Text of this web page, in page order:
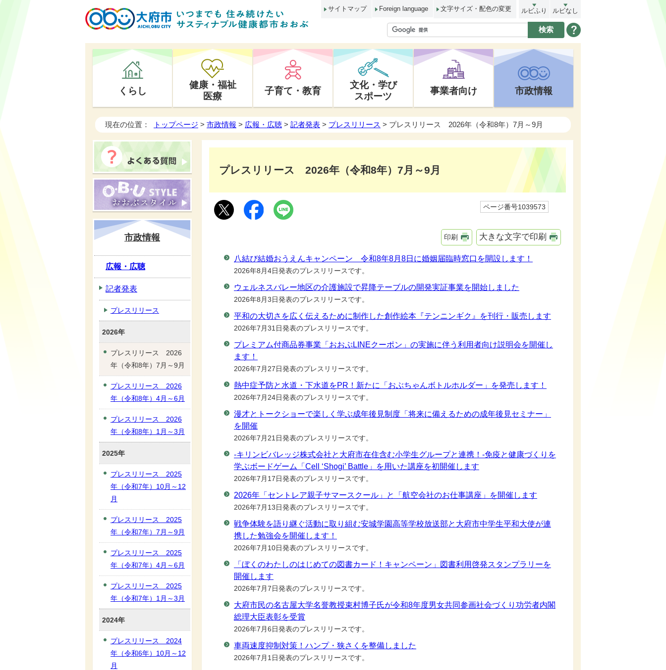
サイトマップ Foreign language 文字サイズ・配色の変更 ルビふり ルビなし
くらし
健康・福祉
医療
子育て・教育
文化・学び
スポーツ
事業者向け 市政情報
現在の位置： トップページ > 市政情報 > 広報・広聴 > 記者発表 > プレスリリース > プレスリリース 2026年（令和8年）7月～9月
プレスリリース 2026年（令和8年）7月～9月
ページ番号1039573
印刷 大きな文字で印刷
八結び結婚おうえんキャンペーン 令和8年8月8日に婚姻届臨時窓口を開設します！
2026年8月4日発表のプレスリリースです。
ウェルネスバレー地区の介護施設で昇降テーブルの開発実証事業を開始しました
2026年8月3日発表のプレスリリースです。
平和の大切さを広く伝えるために制作した創作絵本『テンニンギク』を刊行・販売します
2026年7月31日発表のプレスリリースです。
プレミアム付商品券事業「おおぶLINEクーポン」の実施に伴う利用者向け説明会を開催し
ます！
2026年7月27日発表のプレスリリースです。
熱中症予防と水道・下水道をPR！新たに「おぶちゃんボトルホルダー」を発売します！
2026年7月24日発表のプレスリリースです。
漫才とトークショーで楽しく学ぶ成年後見制度「将来に備えるための成年後見セミナー」
を開催
2026年7月21日発表のプレスリリースです。
-キリンビバレッジ株式会社と大府市在住含む小学生グループと連携！-免疫と健康づくりを
学ぶボードゲーム「Cell ‘Shogi’ Battle」を用いた講座を初開催します
2026年7月17日発表のプレスリリースです。
2026年「セントレア親子サマースクール」と「航空会社のお仕事講座」を開催します
2026年7月13日発表のプレスリリースです。
戦争体験を語り継ぐ活動に取り組む安城学園高等学校放送部と大府市中学生平和大使が連
携した勉強会を開催します！
2026年7月10日発表のプレスリリースです。
「ぼくのわたしのはじめての図書カード！キャンペーン」図書利用啓発スタンプラリーを
開催します
2026年7月7日発表のプレスリリースです。
⼤府市⺠の名古屋⼤学名誉教授束村博⼦⽒が令和8年度男⼥共同参画社会づくり功労者内閣
総理⼤⾂表彰を受賞
2026年7月6日発表のプレスリリースです。
車両速度抑制対策！ハンプ・狭さくを整備しました
2026年7月1日発表のプレスリリースです。
市政情報
広報・広聴
記者発表
プレスリリース
2026年
プレスリリース 2026
年（令和8年）7月～9月
プレスリリース 2026
年（令和8年）4月～6月
プレスリリース 2026
年（令和8年）1月～3月
2025年
プレスリリース 2025
年（令和7年）10月～12
月
プレスリリース 2025
年（令和7年）7月～9月
プレスリリース 2025
年（令和7年）4月～6月
プレスリリース 2025
年（令和7年）1月～3月
2024年
プレスリリース 2024
年（令和6年）10月～12
月